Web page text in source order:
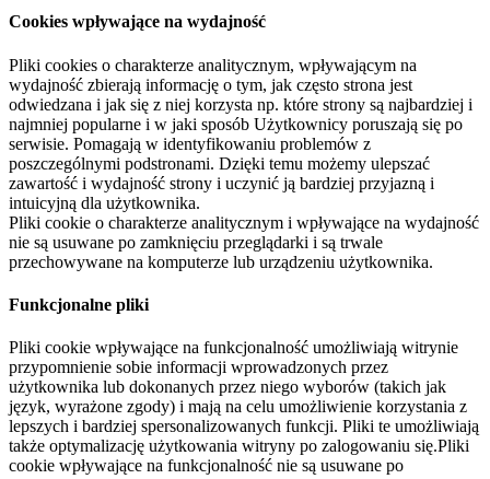
Cookies wpływające na wydajność
Pliki cookies o charakterze analitycznym, wpływającym na
wydajność zbierają informację o tym, jak często strona jest
odwiedzana i jak się z niej korzysta np. które strony są najbardziej i
najmniej popularne i w jaki sposób Użytkownicy poruszają się po
serwisie. Pomagają w identyfikowaniu problemów z
poszczególnymi podstronami. Dzięki temu możemy ulepszać
zawartość i wydajność strony i uczynić ją bardziej przyjazną i
intuicyjną dla użytkownika.
Pliki cookie o charakterze analitycznym i wpływające na wydajność
nie są usuwane po zamknięciu przeglądarki i są trwale
przechowywane na komputerze lub urządzeniu użytkownika.
Funkcjonalne pliki
Pliki cookie wpływające na funkcjonalność umożliwiają witrynie
przypomnienie sobie informacji wprowadzonych przez
użytkownika lub dokonanych przez niego wyborów (takich jak
język, wyrażone zgody) i mają na celu umożliwienie korzystania z
lepszych i bardziej spersonalizowanych funkcji. Pliki te umożliwiają
także optymalizację użytkowania witryny po zalogowaniu się.Pliki
cookie wpływające na funkcjonalność nie są usuwane po